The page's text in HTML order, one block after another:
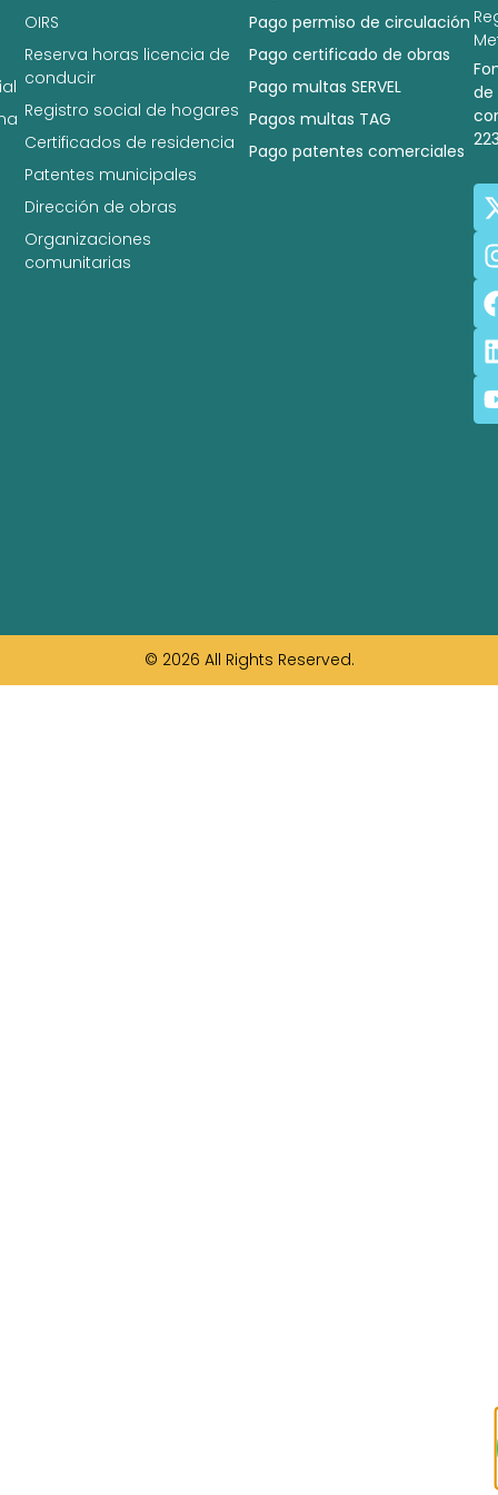
Pago permiso de circulación
Pago certificado de obras
Pago multas SERVEL
Pagos multas TAG
Pago patentes comerciales
OIRS
Reserva horas licencia de
conducir
Registro social de hogares
Certificados de residencia
Patentes municipales
Dirección de obras
Organizaciones
comunitarias
de
© 2026 All Rights Reserved.